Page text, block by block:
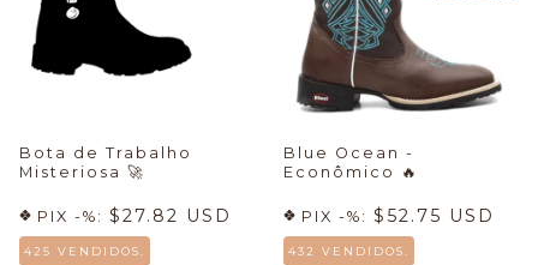
Bota de Trabalho
Misteriosa 🚀
PIX -%: $27.82 USD
425 VENDIDOS.
Blue Ocean -
Econômico
🔥
PIX -%: $52.75 USD
432 VENDIDOS.